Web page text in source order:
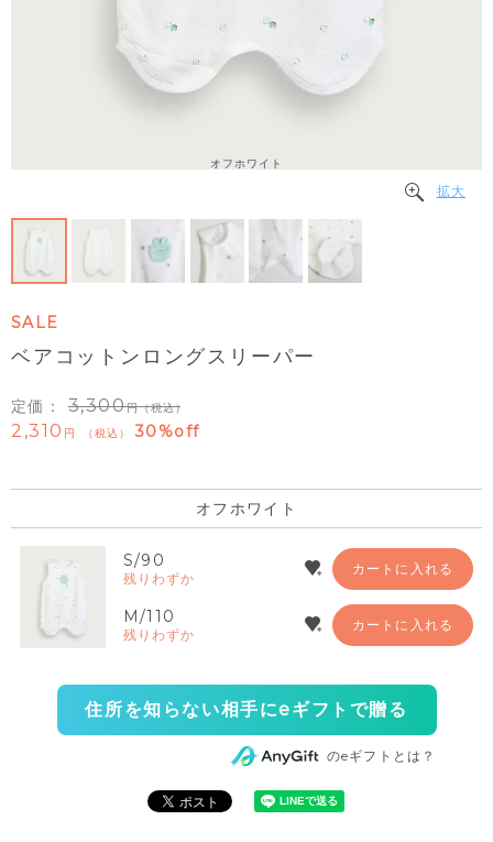
オフホワイト
拡大
SALE
ベアコットンロングスリーパー
定価： 3,300 （税込）
2,310 税込 30%off
オフホワイト
S/90
残りわずか
カートに入れる
M/110
残りわずか
カートに入れる
住所を知らない相手にeギフトで贈る
のeギフトとは？